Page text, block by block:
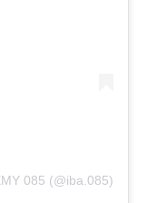
085 (@iba.085)